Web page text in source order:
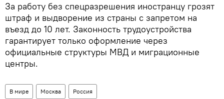
За работу без спецразрешения иностранцу грозят
штраф и выдворение из страны с запретом на
въезд до 10 лет. Законность трудоустройства
гарантирует только оформление через
официальные структуры МВД и миграционные
центры.
В мире Москва Россия